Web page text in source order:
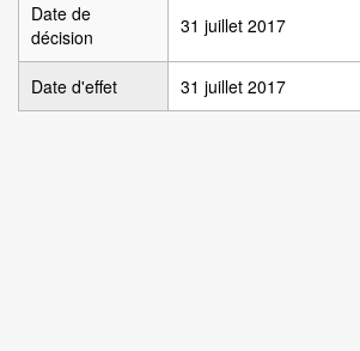
Date de
décision
31 juillet 2017
Date d'effet 31 juillet 2017